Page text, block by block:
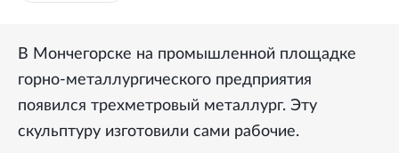
В Мончегорске на промышленной площадке
горно-металлургического предприятия
появился трехметровый металлург. Эту
скульптуру изготовили сами рабочие.